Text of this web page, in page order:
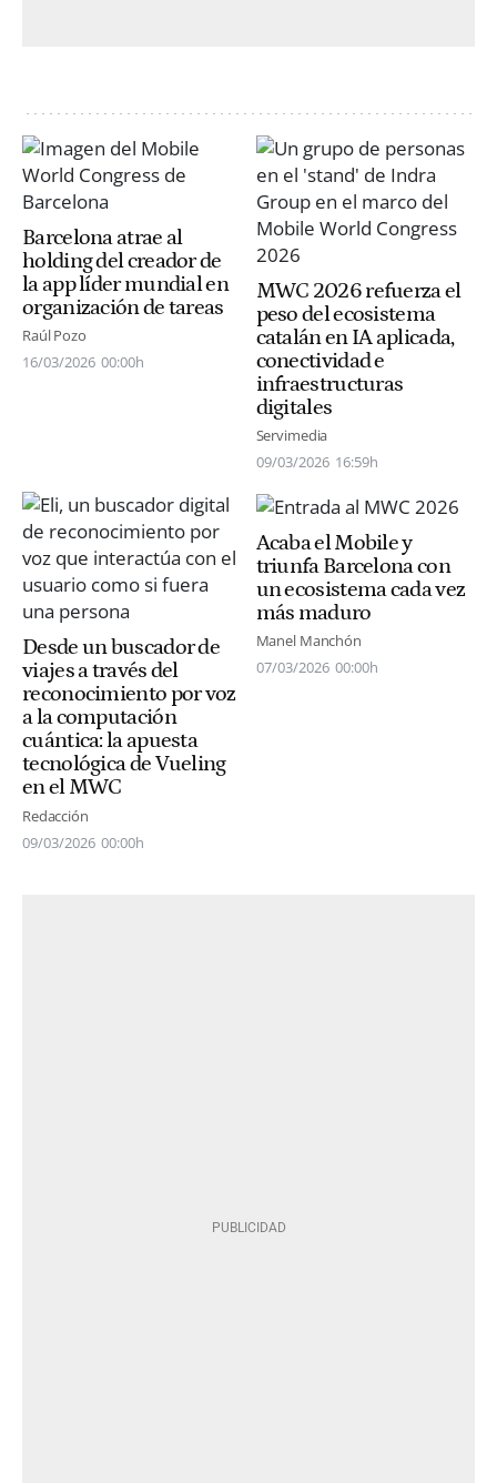
Barcelona atrae al
holding del creador de
la app líder mundial en
organización de tareas
Raúl Pozo
16/03/2026 00:00h
MWC 2026 refuerza el
peso del ecosistema
catalán en IA aplicada,
conectividad e
infraestructuras
digitales
Servimedia
09/03/2026 16:59h
Desde un buscador de
viajes a través del
reconocimiento por voz
a la computación
cuántica: la apuesta
tecnológica de Vueling
en el MWC
Redacción
09/03/2026 00:00h
Acaba el Mobile y
triunfa Barcelona con
un ecosistema cada vez
más maduro
Manel Manchón
07/03/2026 00:00h